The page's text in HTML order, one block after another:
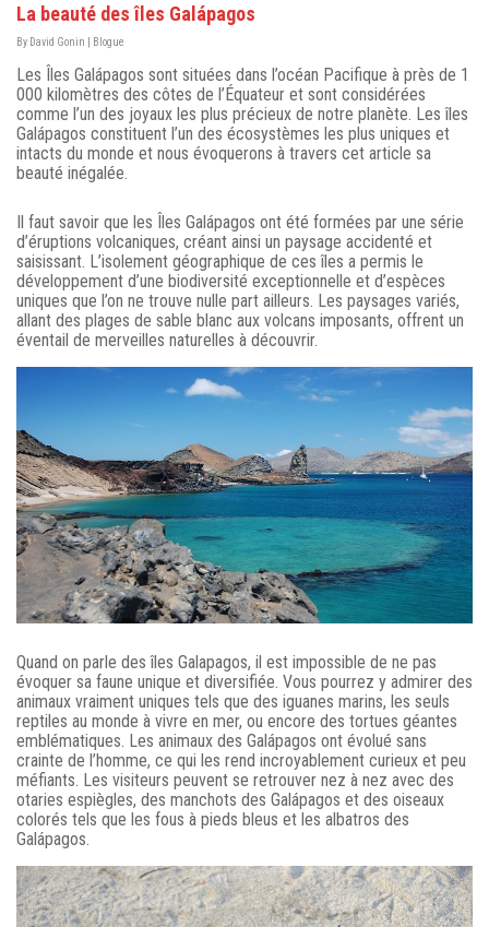
La beauté des îles Galápagos
By David Gonin Blogue
Les Îles Galápagos sont situées dans l’océan Pacifique à près de 1
000 kilomètres des côtes de l’Équateur et sont considérées
comme l’un des joyaux les plus précieux de notre planète. Les îles
Galápagos constituent l’un des écosystèmes les plus uniques et
intacts du monde et nous évoquerons à travers cet article sa
beauté inégalée.
Il faut savoir que les Îles Galápagos ont été formées par une série
d’éruptions volcaniques, créant ainsi un paysage accidenté et
saisissant. L’isolement géographique de ces îles a permis le
développement d’une biodiversité exceptionnelle et d’espèces
uniques que l’on ne trouve nulle part ailleurs. Les paysages variés,
allant des plages de sable blanc aux volcans imposants, offrent un
éventail de merveilles naturelles à découvrir.
Quand on parle des îles Galapagos, il est impossible de ne pas
évoquer sa faune unique et diversifiée. Vous pourrez y admirer des
animaux vraiment uniques tels que des iguanes marins, les seuls
reptiles au monde à vivre en mer, ou encore des tortues géantes
emblématiques. Les animaux des Galápagos ont évolué sans
crainte de l’homme, ce qui les rend incroyablement curieux et peu
méfiants. Les visiteurs peuvent se retrouver nez à nez avec des
otaries espiègles, des manchots des Galápagos et des oiseaux
colorés tels que les fous à pieds bleus et les albatros des
Galápagos.